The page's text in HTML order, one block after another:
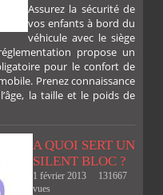
Assurez la sécurité de
vos enfants à bord du
véhicule avec le siège
propose un
pour le confort de
Prenez connaissance
la taille et le poids de
A QUOI SERT UN
SILENT BLOC ?
1 février 2013
131667
vues